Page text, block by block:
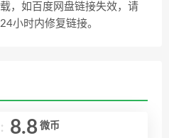
，如百度网盘链接失效，请
小时内修复链接。
8.8 微币